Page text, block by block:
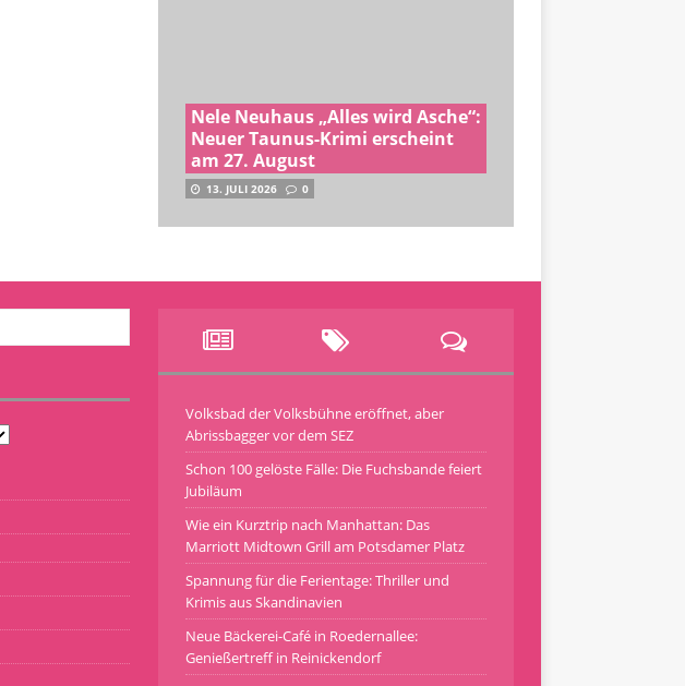
Nele Neuhaus „Alles wird Asche“:
Neuer Taunus-Krimi erscheint
am 27. August
13. JULI 2026 0
Volksbad der Volksbühne eröffnet, aber
Abrissbagger vor dem SEZ
Schon 100 gelöste Fälle: Die Fuchsbande feiert
Jubiläum
Wie ein Kurztrip nach Manhattan: Das
Marriott Midtown Grill am Potsdamer Platz
Spannung für die Ferientage: Thriller und
Krimis aus Skandinavien
Neue Bäckerei-Café in Roedernallee:
Genießertreff in Reinickendorf